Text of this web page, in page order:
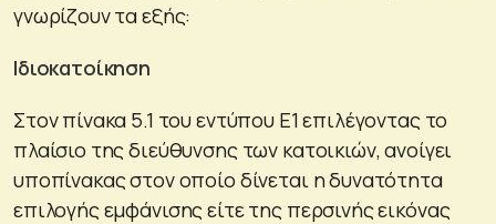
γνωρίζουν τα εξής:
Ιδιοκατοίκηση
Στον πίνακα 5.1 του εντύπου Ε1 επιλέγοντας το
πλαίσιο της διεύθυνσης των κατοικιών, ανοίγει
υποπίνακας στον οποίο δίνεται η δυνατότητα
επιλογής εμφάνισης είτε της περσινής εικόνας